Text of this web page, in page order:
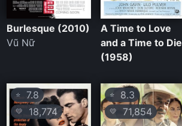
Burlesque (2010)
Vũ Nữ
A Time to Love
and a Time to Die
(1958)
⭐ 7.8
💛 18,774
⭐8.3
💛 71,854